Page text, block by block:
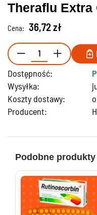
Theraflu Extra
Cena: 36,72 zł
Dostępność:
Wysyłka:
Koszty dostawy:
Producent:
Podobne produkty